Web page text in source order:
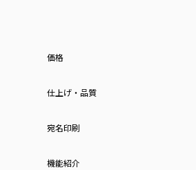
価格
仕上げ・品質
宛名印刷
機能紹介